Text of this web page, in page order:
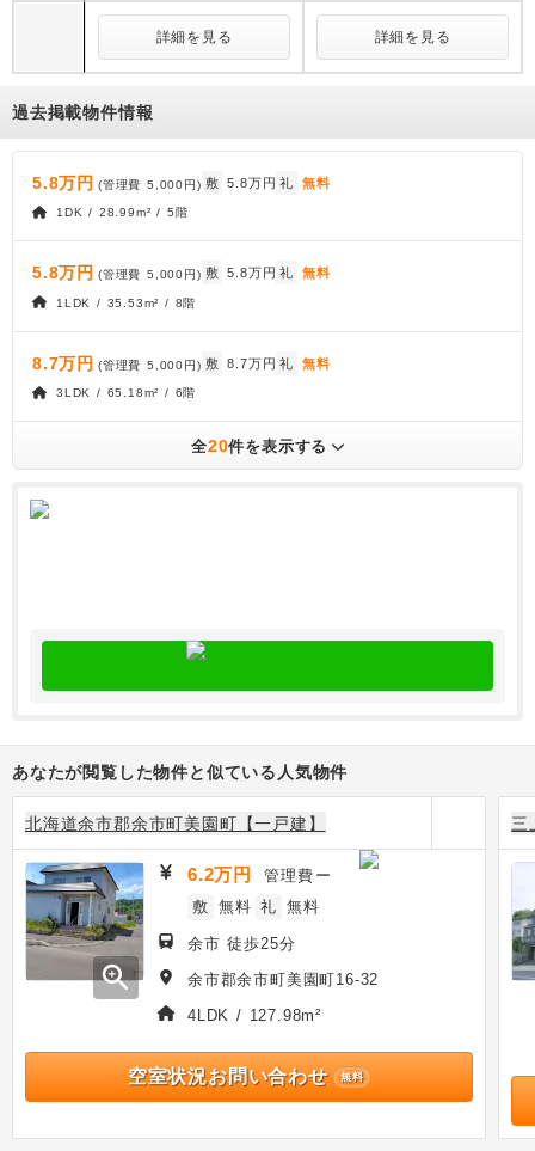
詳細を見る 詳細を見る
過去掲載物件情報
5.8万円 (管理費 5,000円) 敷 5.8万円 礼 無料
1DK / 28.99m² / 5階
5.8万円 (管理費 5,000円 ) 敷 5.8万円 礼 無料
1LDK / 35.53m² / 8階
8.7万円 (管理費 5,000円) 敷 8.7万円 礼 無料
3LDK / 65.18m² / 6階
全20件を表示する
あなたが閲覧した物件と似ている人気物件
北海道余市郡余市町美園町【一戸建】
zoom_in
6.2万円 管理費 ー
敷 無料 礼 無料
余市 徒歩25分
余市郡余市町美園町16-32
4LDK / 127.98m²
空室状況お問い合わせ 無料
三